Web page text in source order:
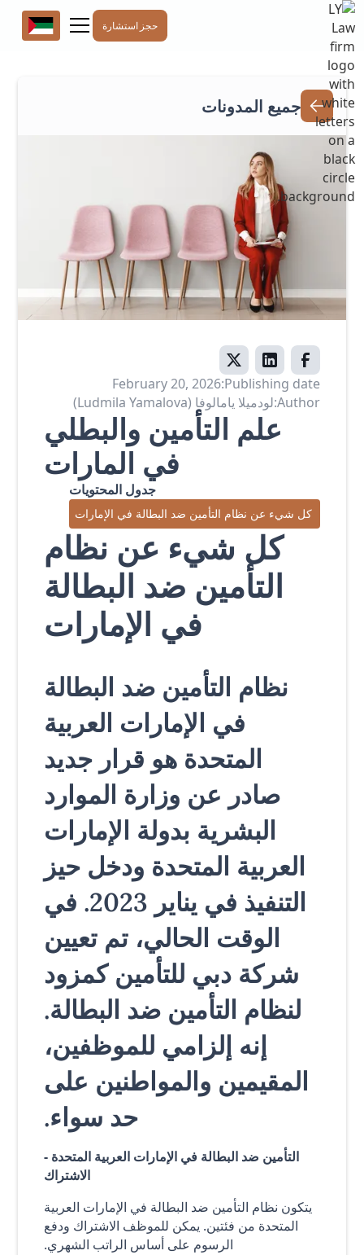
حجز استشارة
جميع المدونات
Publishing date:
February 20, 2026
Author: لودميلا يامالوفا (Ludmila Yamalova)
علم التأمين والبطلي
في المارات
جدول المحتويات
كل شيء عن نظام التأمين ضد البطالة في الإمارات
كل شيء عن نظام
التأمين ضد البطالة
في الإمارات
نظام التأمين ضد البطالة
في الإمارات العربية
المتحدة هو قرار جديد
صادر عن وزارة الموارد
البشرية بدولة الإمارات
العربية المتحدة ودخل حيز
التنفيذ في يناير 2023. في
الوقت الحالي، تم تعيين
شركة دبي للتأمين كمزود
لنظام التأمين ضد البطالة.
إنه إلزامي للموظفين،
المقيمين والمواطنين على
حد سواء.
التأمين ضد البطالة في الإمارات العربية المتحدة -
الاشتراك
يتكون نظام التأمين ضد البطالة في الإمارات العربية
المتحدة من فئتين. يمكن للموظف الاشتراك ودفع
الرسوم على أساس الراتب الشهري.